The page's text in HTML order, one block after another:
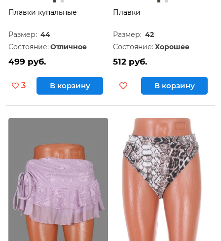
Плавки купальные
Размер: 44
Состояние: Отличное
499 руб.
3 В корзину
Плавки
Размер: 42
Состояние: Хорошее
512 руб.
В корзину